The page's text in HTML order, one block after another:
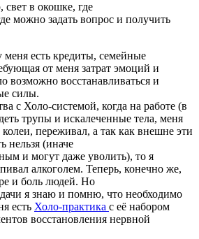
свет в окошке, где
можно задать вопрос и получить
меня есть кредиты, семейные
от меня затрат эмоций и
возможно восстанавливаться и
силы.
с Холо-системой, когда на работе (в
трупы и искалеченные тела, меня
переживал, а так как внешне эти
нельзя (иначе
и могут даже уволить), то я
алкоголем. Теперь, конечно же,
и боль людей. Но
я знаю и помню, что необходимо
есть Холо-практика с её набором
восстановления нервной